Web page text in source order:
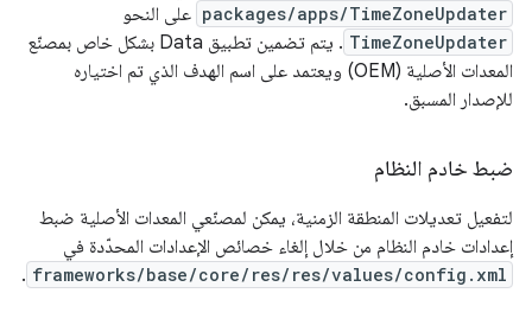
packages/apps/TimeZoneUpdater على النحو
TimeZoneUpdater
. يتم تضمين تطبيق Data بشكل خاص بمصنّع
المعدات الأصلية (OEM) ويعتمد على اسم الهدف الذي تم اختياره
للإصدار المسبق.
ضبط خادم النظام
لتفعيل تعديلات المنطقة الزمنية، يمكن لمصنّعي المعدات الأصلية ضبط
إعدادات خادم النظام من خلال إلغاء خصائص الإعدادات المحدّدة في
frameworks/base/core/res/res/values/config.xml
.